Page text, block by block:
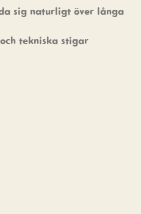
sig naturligt över långa
tekniska stigar